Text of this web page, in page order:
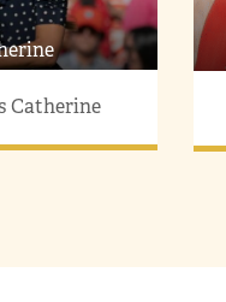
Catherine